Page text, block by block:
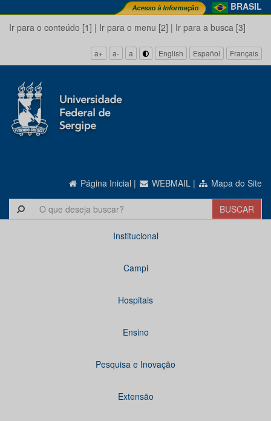
BRASIL
Ir para o conteúdo [1] | Ir para o menu [2] | Ir para a busca [3]
a+ a- a English Español Français
Página Inicial | WEBMAIL | Mapa do Site
Institucional
Campi
Hospitais
Ensino
Pesquisa e Inovação
Extensão